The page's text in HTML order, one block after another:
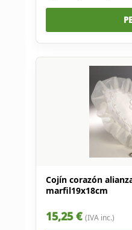
Cojín corazón
marfil19x18cm
15,25 € (IVA inc.)